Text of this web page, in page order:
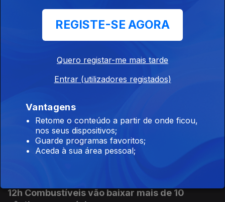
14h IL considera que Luís Neves não tem
13h Livre pede a Montenegro que se pronuncie
sobre auditoria aos mandatos de Luís Neves
07 ago. 2026
12h Combustíveis vão baixar mais de 10
REGISTE-SE AGORA
Quero registar-me mais tarde
Entrar (utilizadores registados)
Vantagens
Retome o conteúdo a partir de onde ficou,
nos seus dispositivos;
Guarde programas favoritos;
Aceda à sua área pessoal;